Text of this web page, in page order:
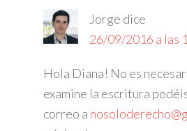
Jorge dice
26/09/2016 a las
Hola Diana! No es
examine la escritura
correo a